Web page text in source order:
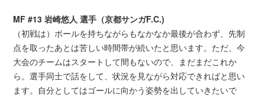
MF #13 岩崎悠人 選手（京都サンガF.C.)
（初戦は）ボールを持ちながらもなかなか最後が合わず、先制
点を取ったあとは苦しい時間帯が続いたと思います。ただ、今
大会のチームはスタートして間もないので、まだまだこれか
ら。選手同士で話をして、状況を見ながら対応できればと思い
ます。自分としてはゴールに向かう姿勢を出していきたいで